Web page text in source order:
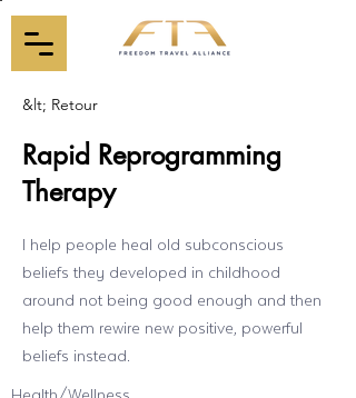
&lt; Retour
Rapid Reprogramming
Therapy
I help people heal old subconscious
beliefs they developed in childhood
around not being good enough and then
help them rewire new positive, powerful
beliefs instead.